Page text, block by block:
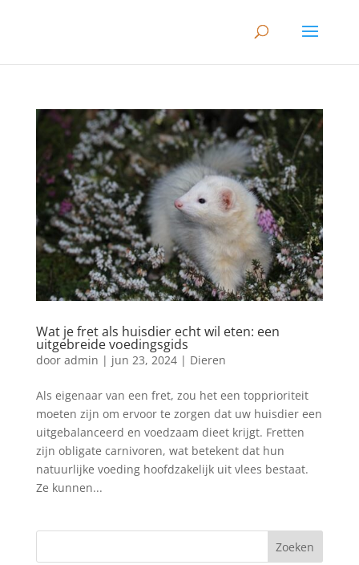
Wat je fret als huisdier echt wil eten: een
uitgebreide voedingsgids
door admin | jun 23, 2024| Dieren
Als eigenaar van een fret, zou het een topprioriteit
moeten zijn om ervoor te zorgen dat uw huisdier een
uitgebalanceerd en voedzaam dieet krijgt. Fretten
zijn obligate carnivoren, wat betekent dat hun
natuurlijke voeding hoofdzakelijk uit vlees bestaat.
Ze kunnen...